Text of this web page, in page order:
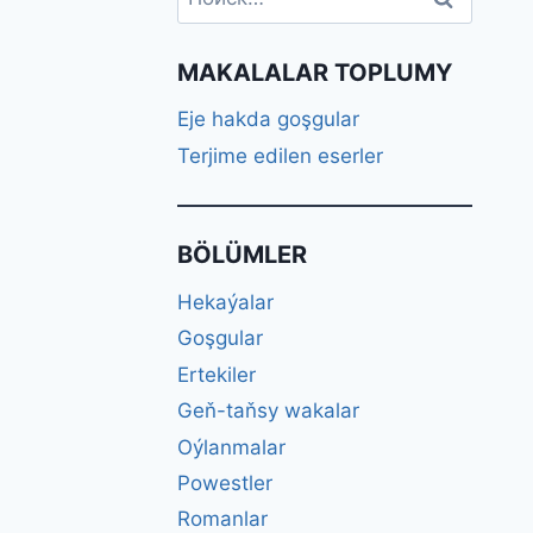
MAKALALAR TOPLUMY
Eje hakda goşgular
Terjime edilen eserler
BÖLÜMLER
Hekaýalar
Goşgular
Ertekiler
Geň-taňsy wakalar
Oýlanmalar
Powestler
Romanlar